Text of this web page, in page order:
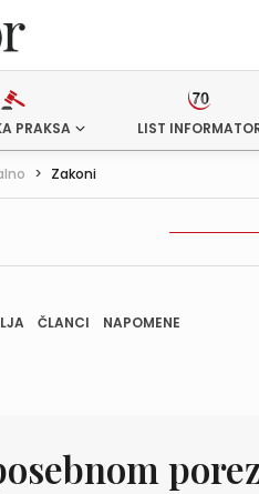
PRAKSA LIST
> Zakoni
ČLANCI NAPOMENE